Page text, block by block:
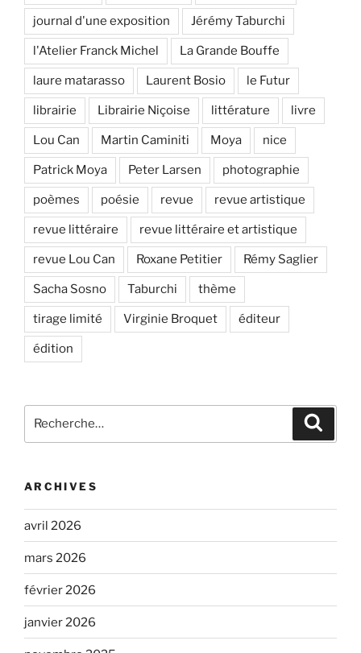
journal d'une exposition Jérémy Taburchi
l'Atelier Franck Michel La Grande Bouffe
laure matarasso Laurent Bosio le Futur
librairie Librairie Niçoise littérature livre
Lou Can Martin Caminiti Moya nice
Patrick Moya Peter Larsen photographie
poèmes poésie revue revue artistique
revue littéraire revue littéraire et artistique
revue Lou Can Roxane Petitier Rémy Saglier
Sacha Sosno Taburchi thème
tirage limité Virginie Broquet éditeur
édition
pour
ARCHIVES
avril 2026
mars 2026
février 2026
janvier 2026